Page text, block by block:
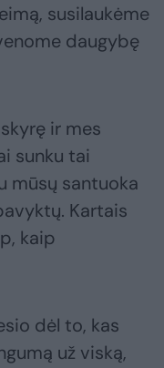
susilaukėme
daugybę
ir mes
sunku tai
mūsų santuoka
Kartais
kaip
dėl to, kas
už viską,